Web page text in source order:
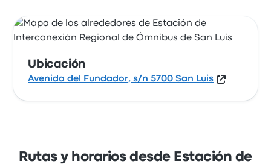
Ubicación
Avenida del Fundador, s/n 5700 San Luis
Rutas y horarios desde Estación de